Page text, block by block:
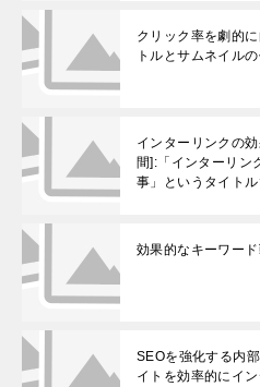
クリック率を劇的
トルとサムネイル
インターリンクの
間]:「インターリン
事」というタイト
効果的なキーワー
SEOを強化する内
イトを効率的にイ